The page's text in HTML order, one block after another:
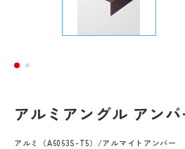
アルミアングル アン
アルミ（A6063S-T5）/アルマイトアンバー